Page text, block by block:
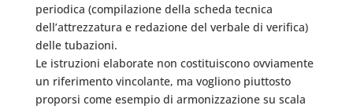
periodica (compilazione della scheda tecnica
dell’attrezzatura e redazione del verbale di verifica)
delle tubazioni.
Le istruzioni elaborate non costituiscono ovviamente
un riferimento vincolante, ma vogliono piuttosto
proporsi come esempio di armonizzazione su scala